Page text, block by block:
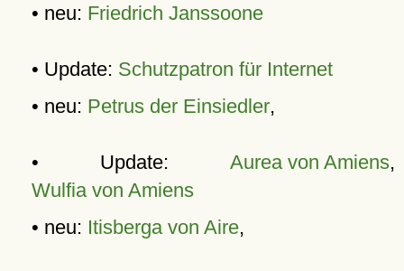
• neu: Friedrich Janssoone
• Update: Schutzpatron für Internet
• neu: Petrus der Einsiedler,
• Update: Aurea von Amiens,
Wulfia von Amiens
• neu: Itisberga von Aire,